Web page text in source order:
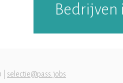
Bedrijven
| selectie@pass.jobs